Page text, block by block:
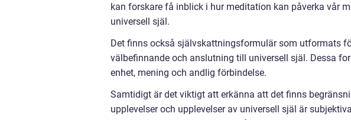
kan forskare få inblick i hur meditation kan påverka vår
universell själ.
Det finns också självskattningsformulär som utformats
välbefinnande och anslutning till universell själ. Dessa
enhet, mening och andlig förbindelse.
Samtidigt är det viktigt att erkänna att det finns
upplevelser och upplevelser av universell själ är